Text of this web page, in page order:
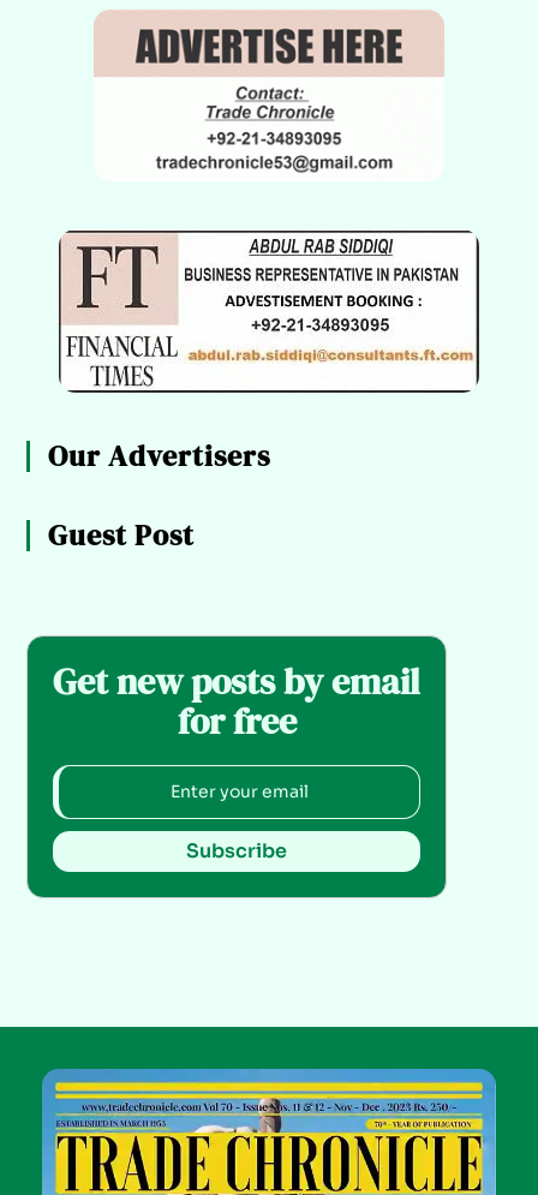
Our Advertisers
Guest Post
Get new posts by email
for free
Subscribe